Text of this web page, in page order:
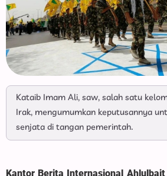
Kataib Imam Ali, saw, salah satu
Irak, mengumumkan keputusannya
senjata di tangan pemerintah.
Kantor Berita Internasional Ahlulbait